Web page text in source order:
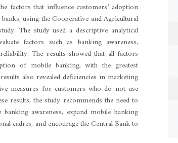
factors that influence customers’ adoption
using the Cooperative and Agricultural
The study used a descriptive analytical
factors such as banking awareness,
The results showed that all factors
of mobile banking, with the greatest
also revealed deficiencies in marketing
measures for customers who do not use
results, the study recommends the need to
awareness, expand mobile banking
cadres, and encourage the Central Bank to